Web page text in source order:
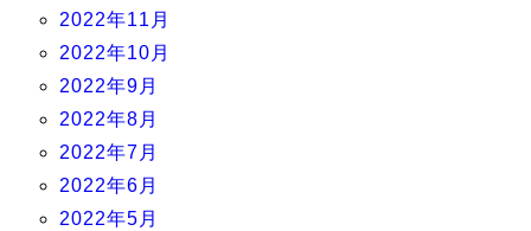
2022年11月
2022年10月
2022年9月
2022年8月
2022年7月
2022年6月
2022年5月